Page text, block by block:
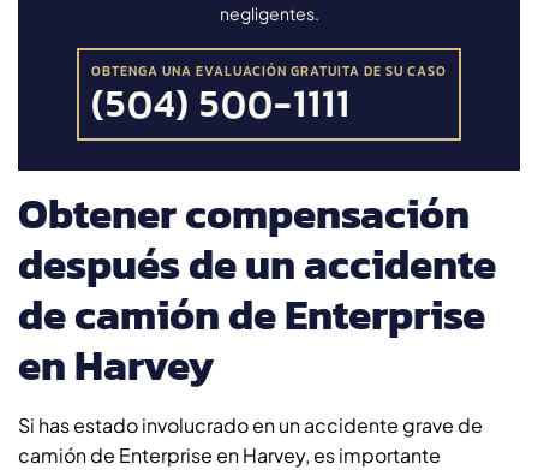
negligentes.
OBTENGA UNA EVALUACIÓN GRATUITA DE SU CASO
(504) 500-1111
Obtener compensación
después de un accidente
de camión de Enterprise
en Harvey
Si has estado involucrado en un accidente grave de
camión de Enterprise en Harvey, es importante